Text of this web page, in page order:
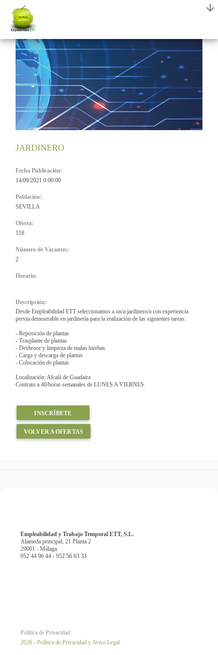
JARDINERO
Fecha Publicación:
14/09/2021 0:00:00
Población:
SEVILLA
Oferta:
118
Número de Vacantes:
2
Horario:
Descripción:
Desde Empleabilidad ETT seleccionamos a un/a jardinero/a con experiencia
previa demostrable en jardinería para la realización de las siguientes tareas:
- Reposición de plantas
- Trasplante de plantas
- Desbroce y limpieza de malas hierbas
- Carga y descarga de plantas
- Colocación de plantas
Localización: Alcalá de Guadaira
Contrato a 40/horas semanales de LUNES A VIERNES.
INSCRÍBETE
VOLVER A OFERTAS
Empleabilidad y Trabajo Temporal ETT, S.L.
Alameda principal, 21 Planta 2
29001 - Málaga
952 44 96 44 - 952 56 63 33
Política de Privacidad:
2026 - Política de Privacidad y Aviso Legal